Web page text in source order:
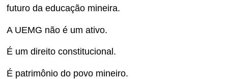
futuro da educação mineira.
A UEMG não é um ativo.
É um direito constitucional.
É patrimônio do povo mineiro.